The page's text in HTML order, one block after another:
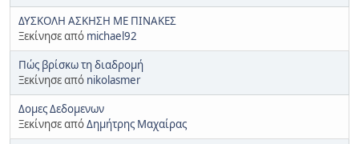
ΔΥΣΚΟΛΗ ΑΣΚΗΣΗ ΜΕ ΠΙΝΑΚΕΣ
Ξεκίνησε από michael92
Πώς βρίσκω τη διαδρομή
Ξεκίνησε από nikolasmer
Δομες Δεδομενων
Ξεκίνησε απόΔημήτρης Μαχαίρας